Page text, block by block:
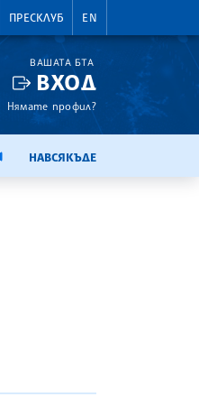
ПРЕСКЛУБ EN
ВАШАТА БТА
ВХОД
Нямате профил?
НАВСЯКЪДЕ